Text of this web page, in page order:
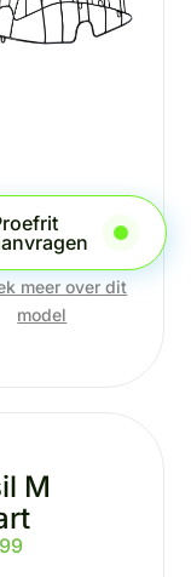
meer over dit
model
M